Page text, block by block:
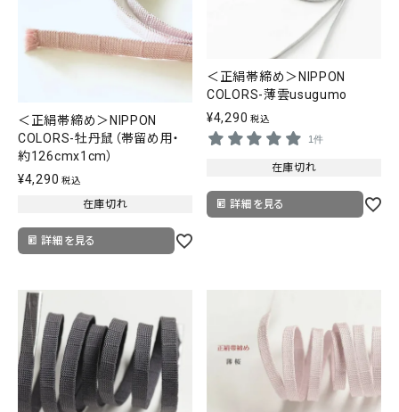
＜正絹帯締め＞NIPPON
COLORS-牡丹鼠（帯留め用・
約126cmx1cm）
¥4,290 税込
在庫切れ
詳細を見る
＜正絹帯締め＞NIPPON
COLORS-薄雲usugumo
¥4,290 税込
1件
在庫切れ
詳細を見る